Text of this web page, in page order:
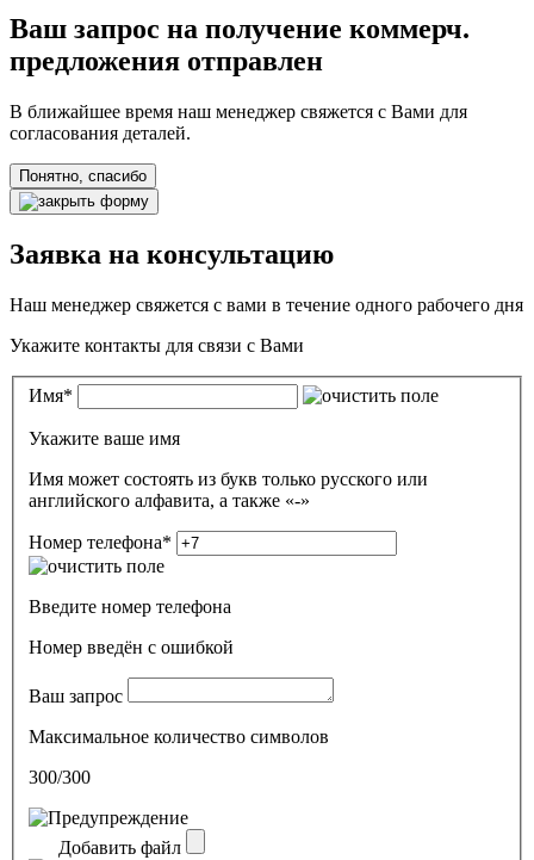
Ваш запрос на получение коммерч.
предложения отправлен
В ближайшее время наш менеджер свяжется с Вами для
согласования деталей.
Понятно, спасибо
Заявка на консультацию
Наш менеджер свяжется с вами в течение одного рабочего дня
Укажите контакты для связи с Вами
Имя*
Укажите ваше имя
Имя может состоять из букв только русского или
английского алфавита, а также «-»
Номер телефона*
Введите номер телефона
Номер введён c ошибкой
Ваш запрос
Максимальное количество символов
300/300
Добавить файл